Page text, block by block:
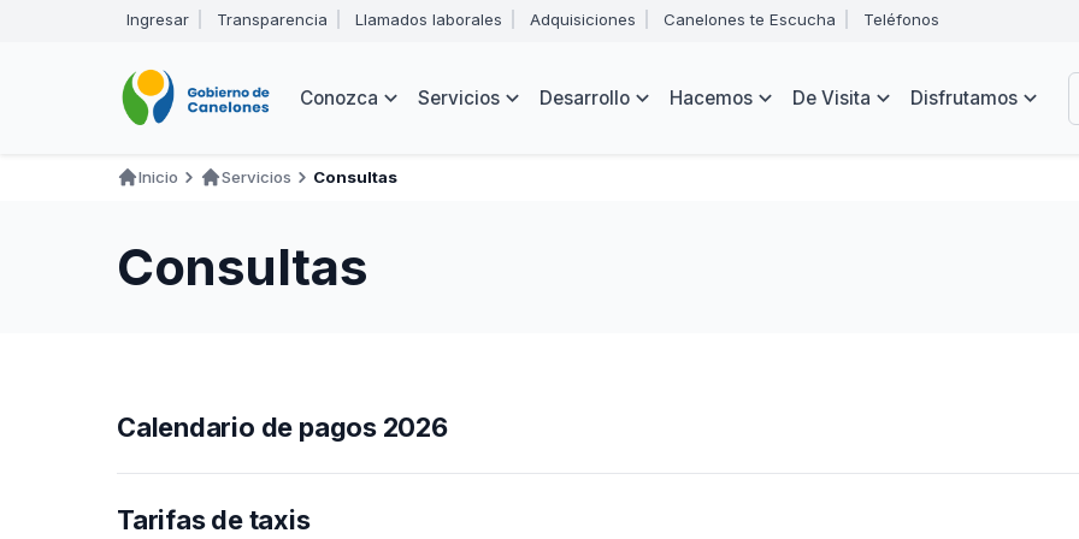
de
Abrir
menú
navegación
Ingresar Transparencia Llamados laborales Adquisiciones Canelones te Escucha Teléfonos
Navegación
Conozca Servicios Desarrollo Hacemos De Visita Disfrutamos
navegación
Inicio Servicios Consultas
Consultas
Calendario de pagos 2026
Tarifas de taxis